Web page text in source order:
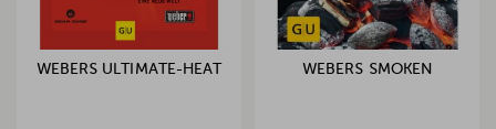
WEBERS ULTIMATE-HEAT WEBERS SMOKEN